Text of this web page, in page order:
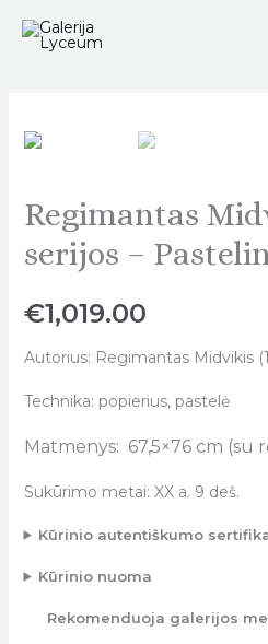
prie
Regimantas
serijos –
€1,019.00
Autorius: Regimantas Midvikis
Technika: popierius, pastelė
Matmenys: 67,5×76 cm (su
Sukūrimo metai: XX a. 9 deš.
Kūrinio autentiškumo
Kūrinio nuoma
Rekomenduoja galerijos
Regimantas
Midvikis,
„Iš
-
Pastelinis
quantity